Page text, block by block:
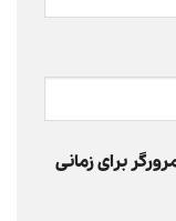
برای زمانی